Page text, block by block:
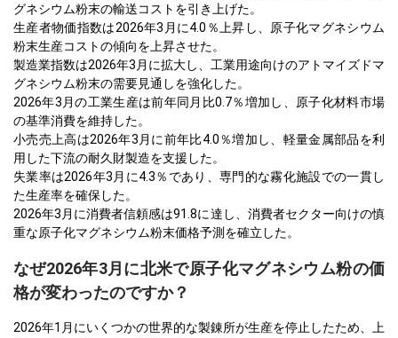
グネシウム粉末の輸送コストを引き上げた。
生産者物価指数は2026年3月に4.0％上昇し、原子化マグネシウム
粉末生産コストの傾向を上昇させた。
製造業指数は2026年3月に拡大し、工業用途向けのアトマイズドマ
グネシウム粉末の需要見通しを強化した。
2026年3月の工業生産は前年同月比0.7％増加し、原子化材料市場
の基準消費を維持した。
小売売上高は2026年3月に前年比4.0％増加し、軽量金属部品を利
用した下流の耐久財製造を支援した。
失業率は2026年3月に4.3％であり、専門的な霧化施設での一貫し
た生産率を確保した。
2026年3月に消費者信頼感は91.8に達し、消費者セクター向けの慎
重な原子化マグネシウム粉末価格予測を確立した。
なぜ2026年3月に北米で原子化マグネシウム粉の価
格が変わったのですか？
2026年1月にいくつかの世界的な製錬所が生産を停止したため、上